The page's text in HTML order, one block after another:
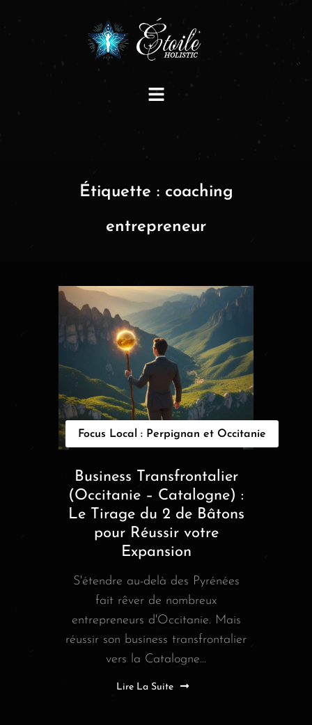
Étiquette : coaching
entrepreneur
Focus Local : Perpignan et Occitanie
Business Transfrontalier
(Occitanie – Catalogne) :
Le Tirage du 2 de Bâtons
pour Réussir votre
Expansion
S'étendre au-delà des Pyrénées
fait rêver de nombreux
entrepreneurs d'Occitanie. Mais
réussir son business transfrontalier
vers la Catalogne...
Lire La Suite